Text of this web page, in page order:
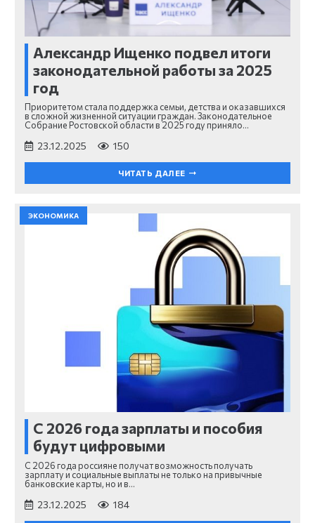
Александр Ищенко подвел итоги
законодательной работы за 2025
год
Приоритетом стала поддержка семьи, детства и оказавшихся
в сложной жизненной ситуации граждан. Законодательное
Собрание Ростовской области в 2025 году приняло…
23.12.2025 150
ЧИТАТЬ ДАЛЕЕ
ЭКОНОМИКА
С 2026 года зарплаты и пособия
будут цифровыми
С 2026 года россияне получат возможность получать
зарплату и социальные выплаты не только на привычные
банковские карты, но и в…
23.12.2025 184